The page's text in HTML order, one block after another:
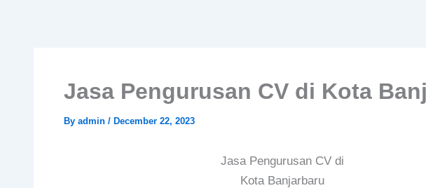
Jasa Pengurusan CV di Kota
By admin / December 22, 2023
Jasa Pengurusan CV di
Kota Banjarbaru